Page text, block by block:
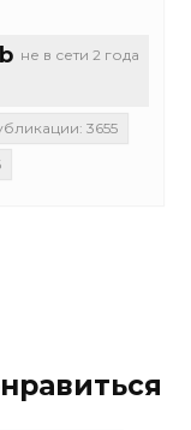
не в сети 2 года
3655